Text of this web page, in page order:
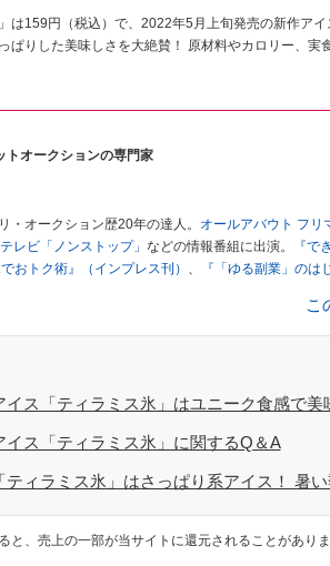
は159円（税込）で、2022年5月上旬発売の新作ア
ぱりした美味しさを大絶賛！ 原材料やカロリー、実
トオークションの専門家
・オークション歴20年の達人。
オールアバウト フ
レビ「ノンストップ」 などの情報番組に出演。
『で
おトク術』（インプレス刊） 、
『「ゆる副業」のは
ために、突然会社を辞める。翌月からの給料が０円
をつける。しかし、取引の仕方がわからずに、まず
ネットオークションやフリマアプリは生活のインフ
ットオークションやフリマアプリが家計の救世主に
こ
ス「ティラミス氷」はユニーク食感で美
イス「ティラミス氷」に関するQ＆A
ティラミス氷」はさっぱり系アイス！ 暑
、売上の一部が当サイトに還元されることがありま